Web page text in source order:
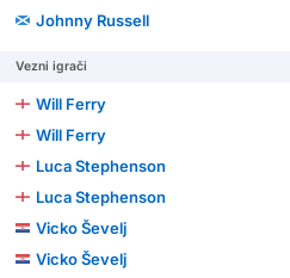
Johnny Russell
Vezni igrači
Will Ferry
Will Ferry
Luca Stephenson
Luca Stephenson
Vicko Ševelj
Vicko Ševelj